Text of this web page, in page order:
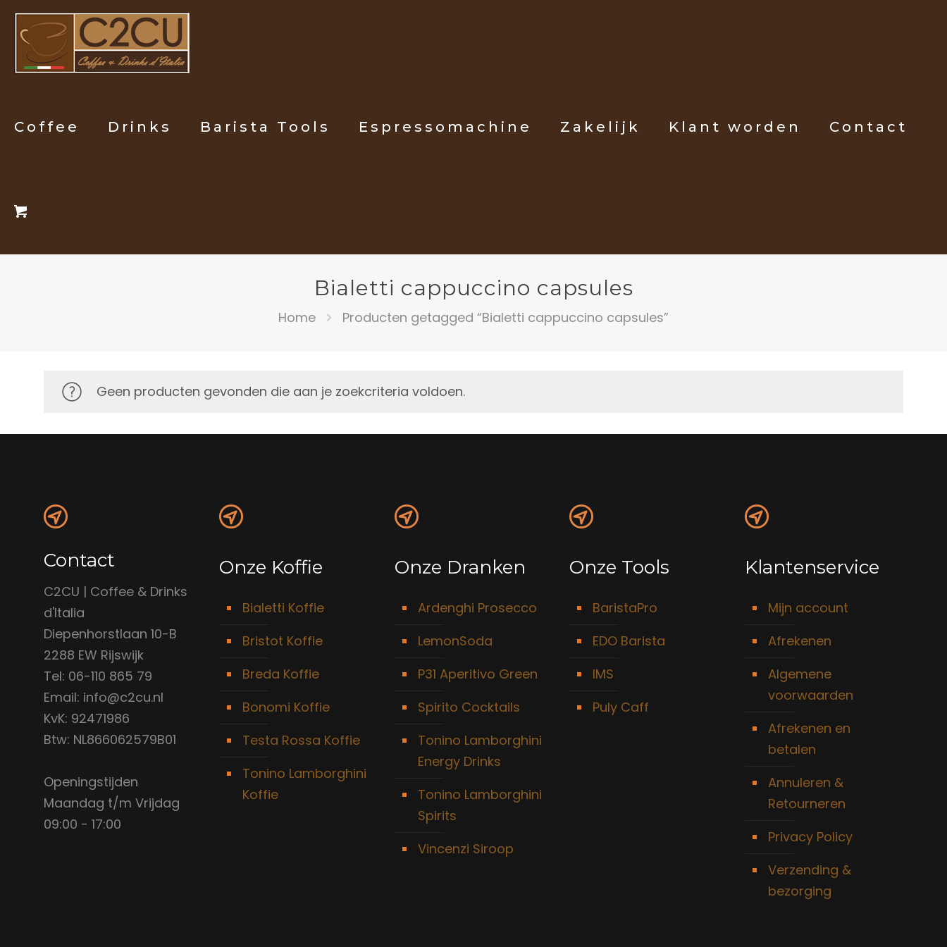
Coffee Drinks Barista Tools Espressomachine Zakelijk Klant worden Contact
Bialetti cappuccino capsules
Home Producten getagged “Bialetti cappuccino capsules”
Geen producten gevonden die aan je zoekcriteria voldoen.
Contact
C2CU | Coffee & Drinks
d'Italia
Diepenhorstlaan 10-B
2288 EW Rijswijk
Tel: 06-110 865 79
Email: info@c2cu.nl
KvK: 92471986
Btw: NL866062579B01
Openingstijden
Maandag t/m Vrijdag
09:00 - 17:00
Onze Koffie
Bialetti Koffie
Bristot Koffie
Breda Koffie
Bonomi Koffie
Testa Rossa Koffie
Tonino Lamborghini
Koffie
Onze Dranken
Ardenghi Prosecco
LemonSoda
P31 Aperitivo Green
Spirito Cocktails
Tonino Lamborghini
Energy Drinks
Tonino Lamborghini
Spirits
Vincenzi Siroop
Onze Tools
BaristaPro
EDO Barista
IMS
Puly Caff
Klantenservice
Mijn account
Afrekenen
Algemene
voorwaarden
Afrekenen en
betalen
Annuleren &
Retourneren
Privacy Policy
Verzending &
bezorging